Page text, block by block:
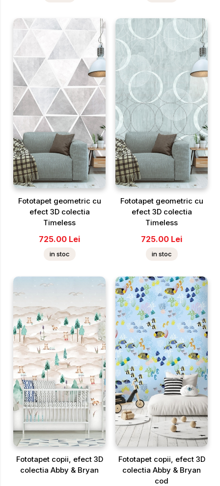
Fototapet geometric cu
efect 3D colectia
Timeless
725.00 Lei
in stoc
Fototapet geometric cu
efect 3D colectia
Timeless
725.00 Lei
in stoc
Fototapet copii, efect 3D
colectia Abby & Bryan
Fototapet copii, efect 3D
colectia Abby & Bryan
cod